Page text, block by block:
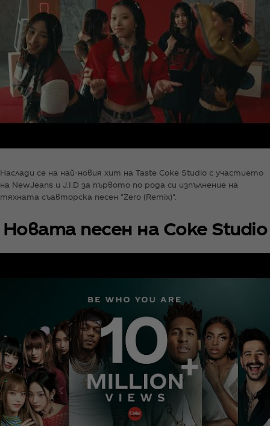
Наслади се на най-новия хит на Taste Coke Studio с участието
на NewJeans и J.I.D за първото по рода си изпълнение на
тяхната съавторска песен "Zero (Remix)".
Новата песен на Coke Studio